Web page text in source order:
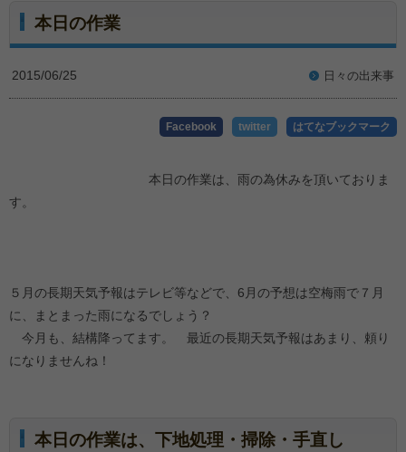
本日の作業
2015/06/25 日々の出来事
Facebook twitter はてなブックマーク
本日の作業は、雨の為休みを頂いておりま
す。
５月の長期天気予報はテレビ等などで、6月の予想は空梅雨で７月
に、まとまった雨になるでしょう？
今月も、結構降ってます。 最近の長期天気予報はあまり、頼り
になりませんね！
本日の作業は、下地処理・掃除・手直し